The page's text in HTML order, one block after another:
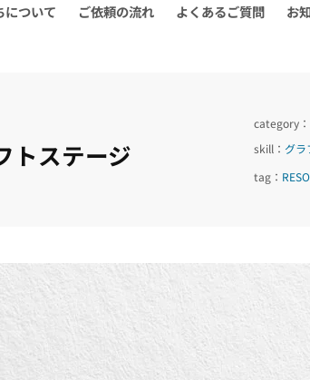
について ご依頼の流れ よくあるご質問 お
トステージ
category：
skill： グラ
tag：